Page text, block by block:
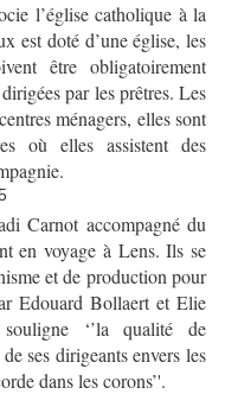
l’église catholique à la
est doté d’une église, les
être obligatoirement
par les prêtres. Les
ménagers, elles sont
où elles assistent des
Carnot accompagné du
en voyage à Lens. Ils se
et de production pour
Edouard Bollaert et Elie
‘’la qualité de
ses dirigeants envers les
dans les corons’'.